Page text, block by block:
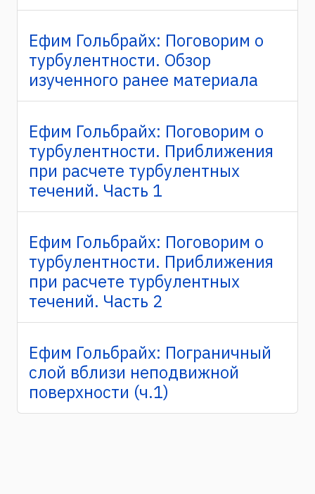
Ефим Гольбрайх: Поговорим о
турбулентности. Обзор
изученного ранее материала
Ефим Гольбрайх: Поговорим о
турбулентности. Приближения
при расчете турбулентных
течений. Часть 1
Ефим Гольбрайх: Поговорим о
турбулентности. Приближения
при расчете турбулентных
течений. Часть 2
Ефим Гольбрайх: Пограничный
слой вблизи неподвижной
поверхности (ч.1)